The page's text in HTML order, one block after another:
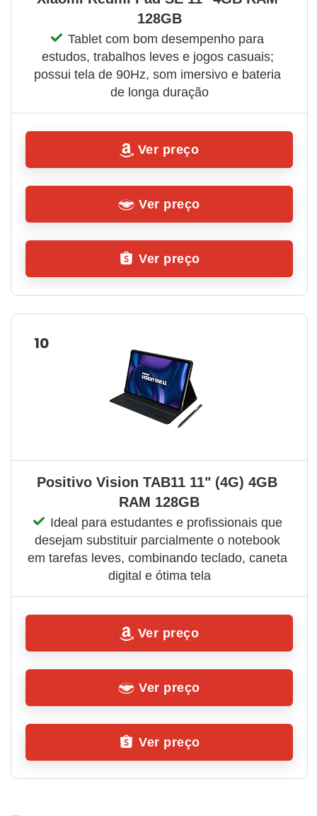
128GB
Tablet com bom desempenho para
estudos, trabalhos leves e jogos casuais;
possui tela de 90Hz, som imersivo e bateria
de longa duração
Ver preço
Ver preço
Ver preço
10
Positivo Vision TAB11 11" (4G) 4GB
RAM 128GB
Ideal para estudantes e profissionais que
desejam substituir parcialmente o notebook
em tarefas leves, combinando teclado, caneta
digital e ótima tela
Ver preço
Ver preço
Ver preço